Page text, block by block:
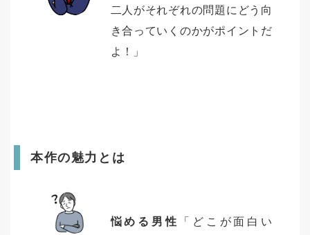
二人がそれぞれの問題にどう向
き合っていくのかがポイントだ
よ！」
本作の魅力とは
悩める男性
「どこが面白い